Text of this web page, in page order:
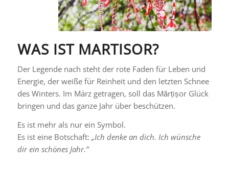
WAS IST MARTISOR?
Der Legende nach steht der rote Faden für Leben und
Energie, der weiße für Reinheit und den letzten Schnee
des Winters. Im März getragen, soll das Mărțișor Glück
bringen und das ganze Jahr über beschützen.
Es ist mehr als nur ein Symbol.
Es ist eine Botschaft: „Ich denke an dich. Ich wünsche
dir ein schönes Jahr.”